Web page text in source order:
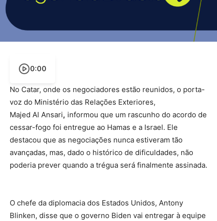
0:00
No Catar, onde os negociadores estão reunidos, o porta-
voz do Ministério das Relações Exteriores,
Majed Al Ansari, informou que um rascunho do acordo de
cessar-fogo foi entregue ao Hamas e a Israel. Ele
destacou que as negociações nunca estiveram tão
avançadas, mas, dado o histórico de dificuldades, não
poderia prever quando a trégua será finalmente assinada.
O chefe da diplomacia dos Estados Unidos, Antony
Blinken, disse que o governo Biden vai entregar à equipe